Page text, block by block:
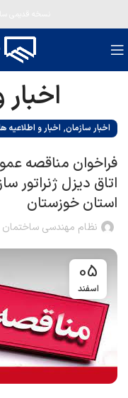
اخبار سازمان, اخبار و اطلاعیه
فراخوان مناقصه
اتاق دیزل
استان خوزستان
نظام مهندسی ساختمان
05
اسفند